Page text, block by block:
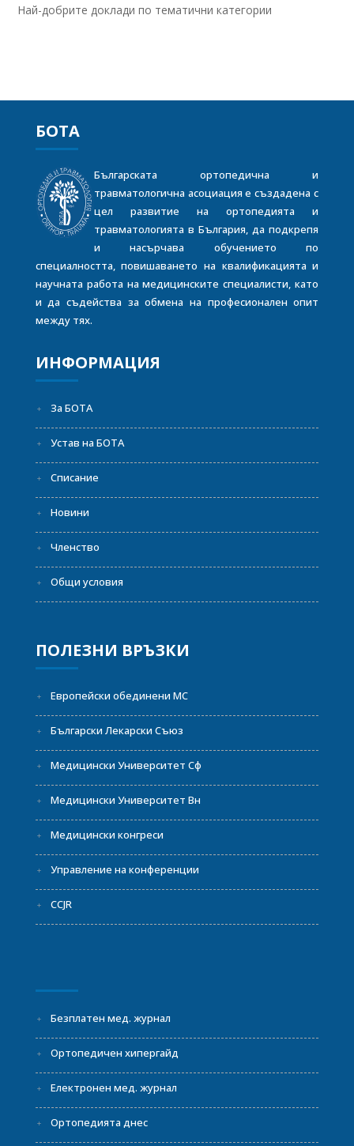
Най-добрите доклади по тематични категории
БОТА
Българската ортопедична и
травматологична асоциация е създадена с
цел развитие на ортопедията и
травматологията в България, да подкрепя
и насърчава обучението по
специалността, повишаването на квалификацията и
научната работа на медицинските специалисти, като
и да съдейства за обмена на професионален опит
между тях.
ИНФОРМАЦИЯ
За БОТА
Устав на БОТА
Списание
Новини
Членство
Общи условия
ПОЛЕЗНИ ВРЪЗКИ
Европейски обединени МС
Български Лекарски Съюз
Медицински Университет Сф
Медицински Университет Вн
Медицински конгреси
Управление на конференции
CCJR
Безплатен мед. журнал
Ортопедичен хипергайд
Електронен мед. журнал
Ортопедията днес